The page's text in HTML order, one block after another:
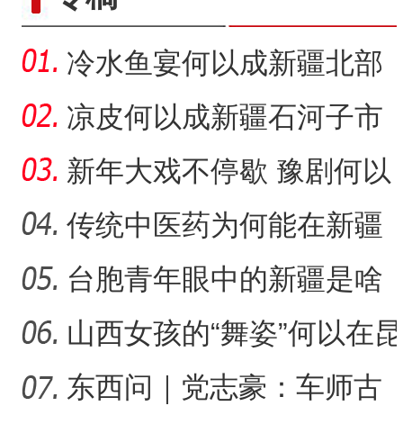
冷水鱼宴何以成新疆北部
的城市名片？
凉皮何以成新疆石河子市
的味觉记忆？
新年大戏不停歇 豫剧何以
在新疆兵团备受青睐？
传统中医药为何能在新疆
兵团焕发新活力？
台胞青年眼中的新疆是啥
样？
山西女孩的“舞姿”何以在昆
仑山下结硕果？
东西问｜党志豪：车师古